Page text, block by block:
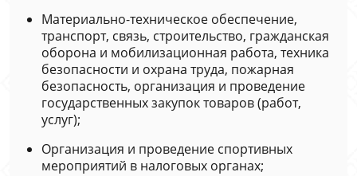
Материально-техническое обеспечение,
транспорт, связь, строительство, гражданская
оборона и мобилизационная работа, техника
безопасности и охрана труда, пожарная
безопасность, организация и проведение
государственных закупок товаров (работ,
услуг);
Организация и проведение спортивных
мероприятий в налоговых органах;